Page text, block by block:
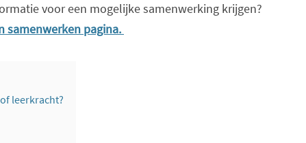
voor een mogelijke samenwerking krijgen?
samenwerken pagina.
leerkracht?